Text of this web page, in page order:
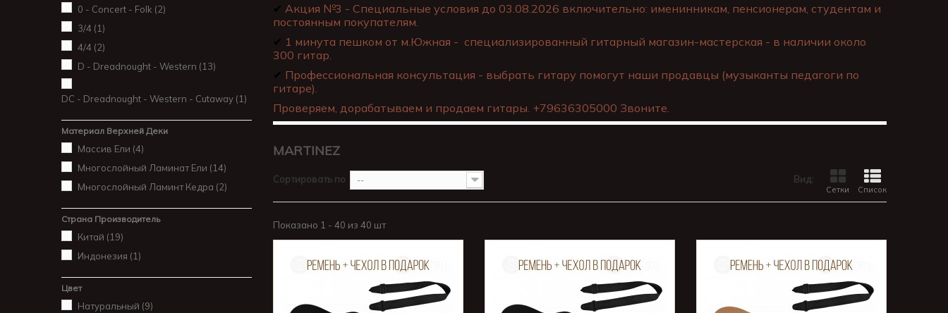
0 - Concert - Folk (2)
3/4 (1)
4/4 (2)
D - Dreadnought - Western (13)
DC - Dreadnought - Western - Cutaway (1)
Материал Верхней Деки
Массив Ели (4)
Многослойный Ламинат Ели (14)
Многослойный Ламинт Кедра (2)
Страна Производитель
Китай (19)
Индонезия (1)
Цвет
Натуральный (9)
✔ Акция №3 - Специальные условия до 03.08.2026 включительно: именинникам, пенсионерам, студентам и
постоянным покупателям.
✔ 1 минута пешком от м.Южная - специализированный гитарный магазин-мастерская - в наличии около
300 гитар.
✔ Профессиональная консультация - выбрать гитару помогут наши продавцы (музыканты педагоги по
гитаре).
Проверяем, дорабатываем и продаем гитары. +79636305000 Звоните.
MARTINEZ
Вид:
Сетки Список
Сортировать по --
Показано 1 - 40 из 40 шт